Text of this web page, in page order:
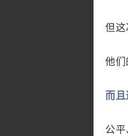
但这
他们
而
公